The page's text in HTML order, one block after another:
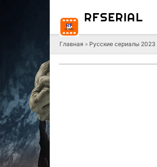
RFSERIAL
Главная » Русские сериалы 2023